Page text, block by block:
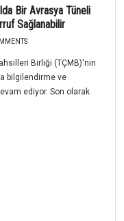
Bir Avrasya Tüneli
Sağlanabilir
Birliği (TÇMB)'nin
bilgilendirme ve
ediyor. Son olarak